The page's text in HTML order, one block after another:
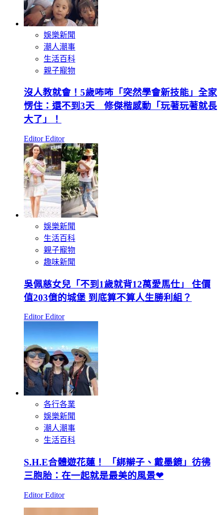
娛樂新聞
潮人潮事
生活百科
親子寵物
沒人教就會！5歲咘咘「突然學會新技能」全家
愣住：還不到3天 修傑楷感動「玩著玩著就長
大了」！
Editor Editor
娛樂新聞
生活百科
親子寵物
趣味新聞
吳佩慈女兒「不到1歲就背12萬愛馬仕」 住價
值203億的城堡 到底算不算人生勝利組？
Editor Editor
各行各業
娛樂新聞
潮人潮事
生活百科
S.H.E合體遊花蓮！ 「綁辮子、戴墨鏡」彷彿
三胞胎：在一起就是最美的風景❤
Editor Editor